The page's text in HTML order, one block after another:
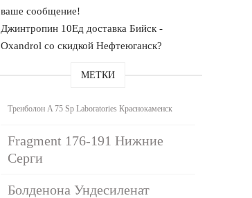
ваше сообщение!
Джинтропин 10Ед доставка Бийск -
Oxandrol со скидкой Нефтеюганск?
МЕТКИ
Тренболон A 75 Sp Laboratories Краснокаменск
Fragment 176-191 Нижние
Серги
Болденона Ундесиленат